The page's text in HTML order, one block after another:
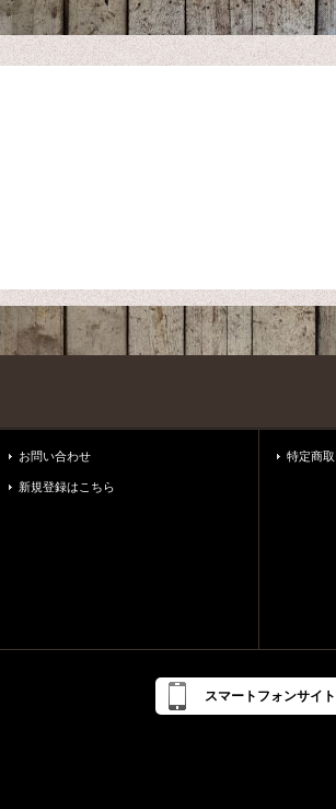
お問い合わせ
新規登録はこちら
特定商
スマートフォンサイト